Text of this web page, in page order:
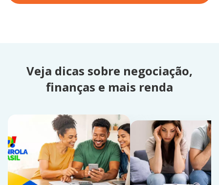
Veja dicas sobre negociação,
finanças e mais renda